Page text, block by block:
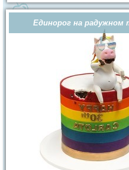
Единорог на радужном